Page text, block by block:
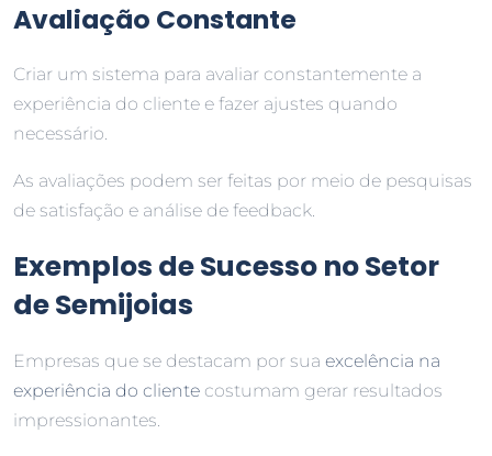
Avaliação Constante
Criar um sistema para avaliar constantemente a
experiência do cliente e fazer ajustes quando
necessário.
As avaliações podem ser feitas por meio de pesquisas
de satisfação e análise de feedback.
Exemplos de Sucesso no Setor
de Semijoias
Empresas que se destacam por sua excelência na
experiência do cliente costumam gerar resultados
impressionantes.